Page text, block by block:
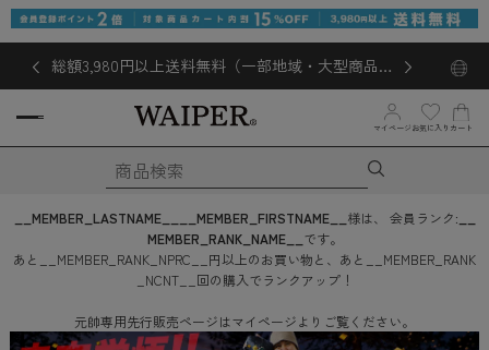
総額3,980円以上送料無料（一部地域・大型商品対
象外あり）
マイページ お気に入り カート
__MEMBER_LASTNAME__ __MEMBER_FIRSTNAME__ 様は、 会員ランク:
MEMBER_RANK_NAME__ です。
あと
__MEMBER_RANK_NPRC__ 円以上のお買い物と、あと
__MEMBER_RANK
_NCNT__ 回の購入でランクアップ！
元帥専用先行販売ページはマイページよりご覧ください。